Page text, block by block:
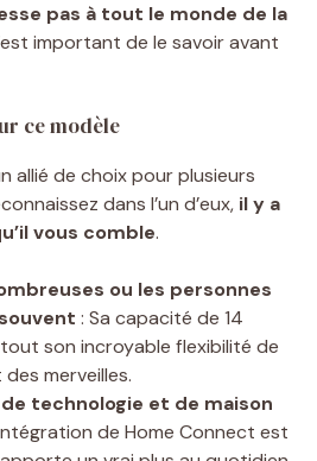
pas à tout le monde de la
important de le savoir avant
ce modèle
allié de choix pour plusieurs
dans l’un d’eux, il y a
vous comble.
ou les personnes
: Sa capacité de 14
son incroyable flexibilité de
merveilles.
technologie et de maison
de Home Connect est